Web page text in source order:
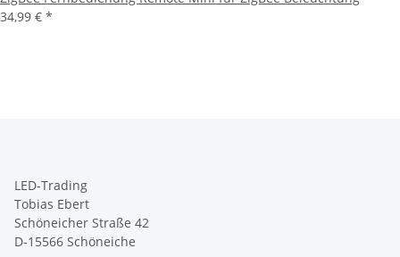
34,99 € *
LED-Trading
Tobias Ebert
Schöneicher Straße 42
D-15566 Schöneiche